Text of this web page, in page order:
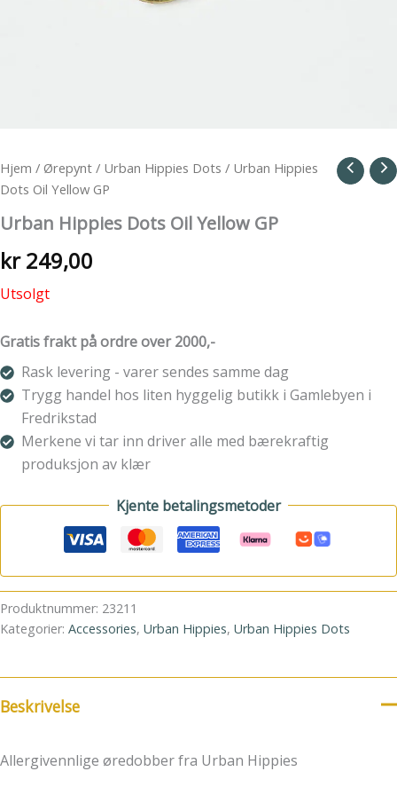
Hjem / Ørepynt / Urban Hippies Dots / Urban Hippies
Dots Oil Yellow GP
Urban Hippies Dots Oil Yellow GP
kr249,00
Utsolgt
Gratis frakt på ordre over 2000,-
Rask levering - varer sendes samme dag
Trygg handel hos liten hyggelig butikk i Gamlebyen i
Fredrikstad
Merkene vi tar inn driver alle med bærekraftig
produksjon av klær
Kjente betalingsmetoder
Produktnummer: 23211
Kategorier: Accessories, Urban Hippies, Urban Hippies Dots
Beskrivelse
Allergivennlige øredobber fra Urban Hippies